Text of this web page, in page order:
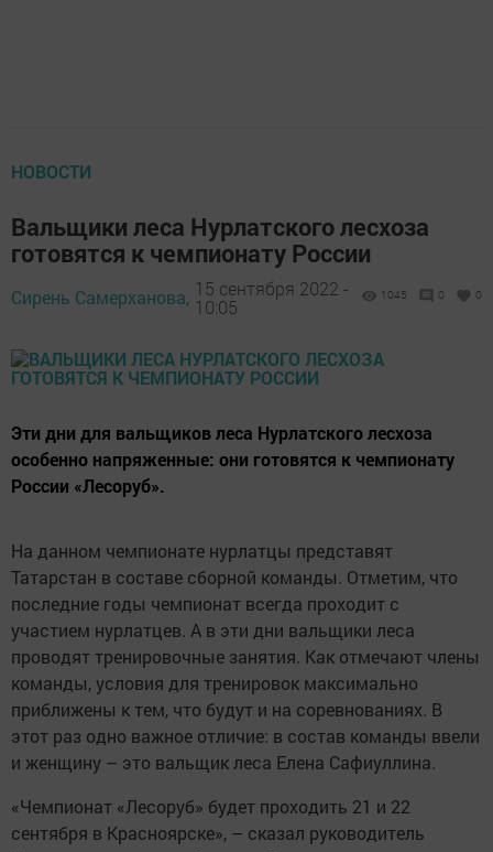
НОВОСТИ
Вальщики леса Нурлатского лесхоза
готовятся к чемпионату России
Сирень Самерханова, 15 сентября 2022 -
10:05
1045 0 0
Эти дни для вальщиков леса Нурлатского лесхоза
особенно напряженные: они готовятся к чемпионату
России «Лесоруб».
На данном чемпионате нурлатцы представят
Татарстан в составе сборной команды. Отметим, что
последние годы чемпионат всегда проходит с
участием нурлатцев. А в эти дни вальщики леса
проводят тренировочные занятия. Как отмечают члены
команды, условия для тренировок максимально
приближены к тем, что будут и на соревнованиях. В
этот раз одно важное отличие: в состав команды ввели
и женщину – это вальщик леса Елена Сафиуллина.
«Чемпионат «Лесоруб» будет проходить 21 и 22
сентября в Красноярске», – сказал руководитель